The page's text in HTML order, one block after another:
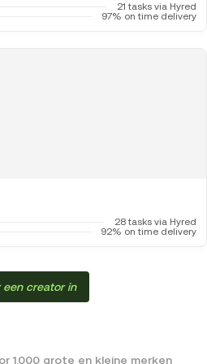
21 tasks via Hyred
97% on time delivery
28 tasks via Hyred
92% on time delivery
een creator in
1.000 grote en kleine merken